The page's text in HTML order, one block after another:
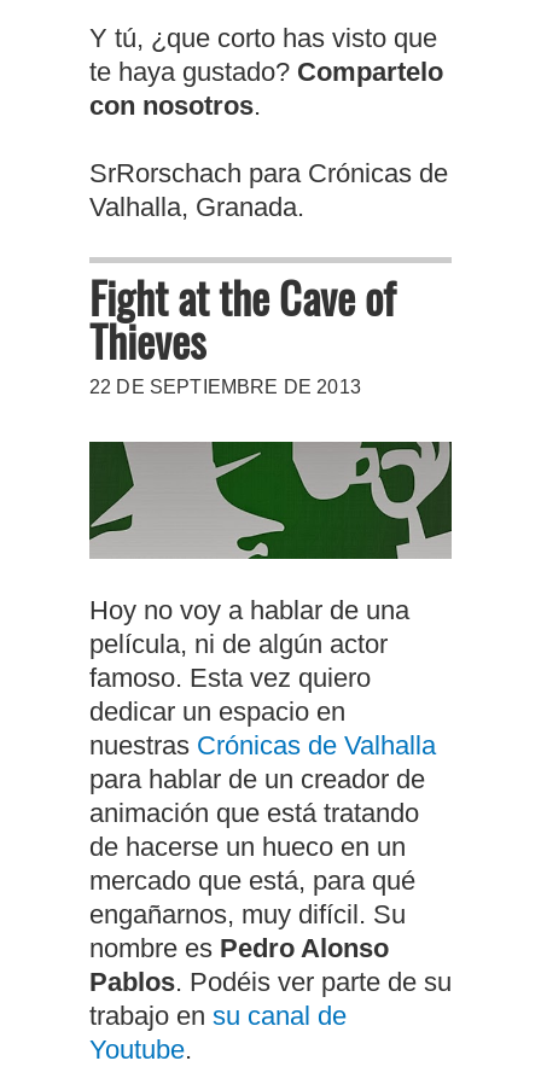
Y tú, ¿que corto has visto que
te haya gustado? Compartelo
con nosotros.
SrRorschach para Crónicas de
Valhalla, Granada.
Fight at the Cave of
Thieves
22 DE SEPTIEMBRE DE 2013
Hoy no voy a hablar de una
película, ni de algún actor
famoso. Esta vez quiero
dedicar un espacio en
nuestras Crónicas de Valhalla
para hablar de un creador de
animación que está tratando
de hacerse un hueco en un
mercado que está, para qué
engañarnos, muy difícil. Su
nombre es Pedro Alonso
Pablos. Podéis ver parte de su
trabajo en su canal de
Youtube.